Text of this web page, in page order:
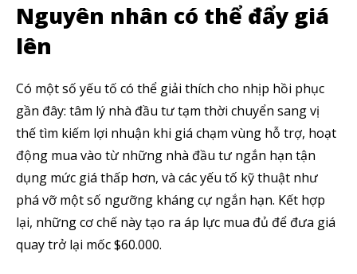
Nguyên nhân có thể đẩy giá
lên
Có một số yếu tố có thể giải thích cho nhịp hồi phục
gần đây: tâm lý nhà đầu tư tạm thời chuyển sang vị
thế tìm kiếm lợi nhuận khi giá chạm vùng hỗ trợ, hoạt
động mua vào từ những nhà đầu tư ngắn hạn tận
dụng mức giá thấp hơn, và các yếu tố kỹ thuật như
phá vỡ một số ngưỡng kháng cự ngắn hạn. Kết hợp
lại, những cơ chế này tạo ra áp lực mua đủ để đưa giá
quay trở lại mốc $60.000.